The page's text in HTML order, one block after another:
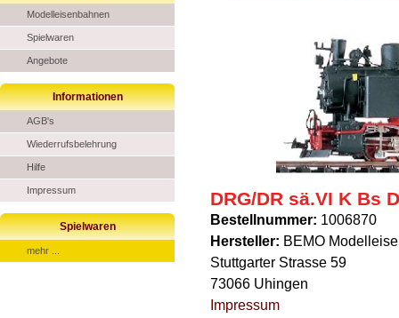
Modelleisenbahnen
Spielwaren
Angebote
Informationen
AGB's
Wiederrufsbelehrung
Hilfe
Impressum
Spielwaren
mehr ...
DRG/DR sä.VI K Bs
Bestellnummer: 1006870
Hersteller: BEMO
Stuttgarter Strasse 59
73066 Uhingen
Impressum